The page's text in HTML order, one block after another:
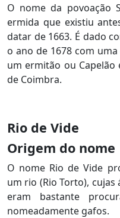
O nome da povoação
ermida que existiu
datar de 1663. É dado
o ano de 1678 com
um ermitão ou
de Coimbra.
Rio de Vide
Origem do nome
O nome Rio de Vide
um rio (Rio Torto), cujas
eram bastante
nomeadamente gafos.